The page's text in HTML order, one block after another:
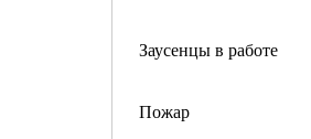
Заусенцы в работе
Пожар